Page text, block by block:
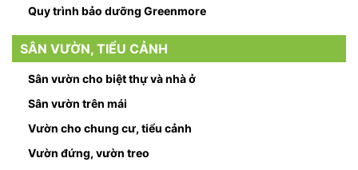
Quy trình bảo dưỡng Greenmore
SÂN VƯỜN, TIỂU CẢNH
Sân vườn cho biệt thự và nhà ở
Sân vườn trên mái
Vườn cho chung cư, tiểu cảnh
Vườn đứng, vườn treo